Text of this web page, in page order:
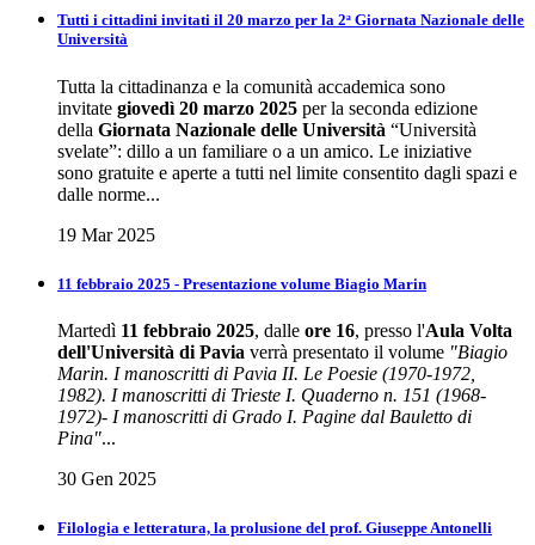
Tutti i cittadini invitati il 20 marzo per la 2ᵃ Giornata Nazionale delle
Università
Tutta la cittadinanza e la comunità accademica sono
invitate giovedì 20 marzo 2025 per la seconda edizione
della Giornata Nazionale delle Università “Università
svelate”: dillo a un familiare o a un amico. Le iniziative
sono gratuite e aperte a tutti nel limite consentito dagli spazi e
dalle norme...
19 Mar 2025
11 febbraio 2025 - Presentazione volume Biagio Marin
Martedì 11 febbraio 2025, dalle ore 16, presso l'Aula Volta
dell'Università di Pavia verrà presentato il volume "Biagio
Marin. I manoscritti di Pavia II. Le Poesie (1970-1972,
1982). I manoscritti di Trieste I. Quaderno n. 151 (1968-
1972)- I manoscritti di Grado I. Pagine dal Bauletto di
Pina"...
30 Gen 2025
Filologia e letteratura, la prolusione del prof. Giuseppe Antonelli